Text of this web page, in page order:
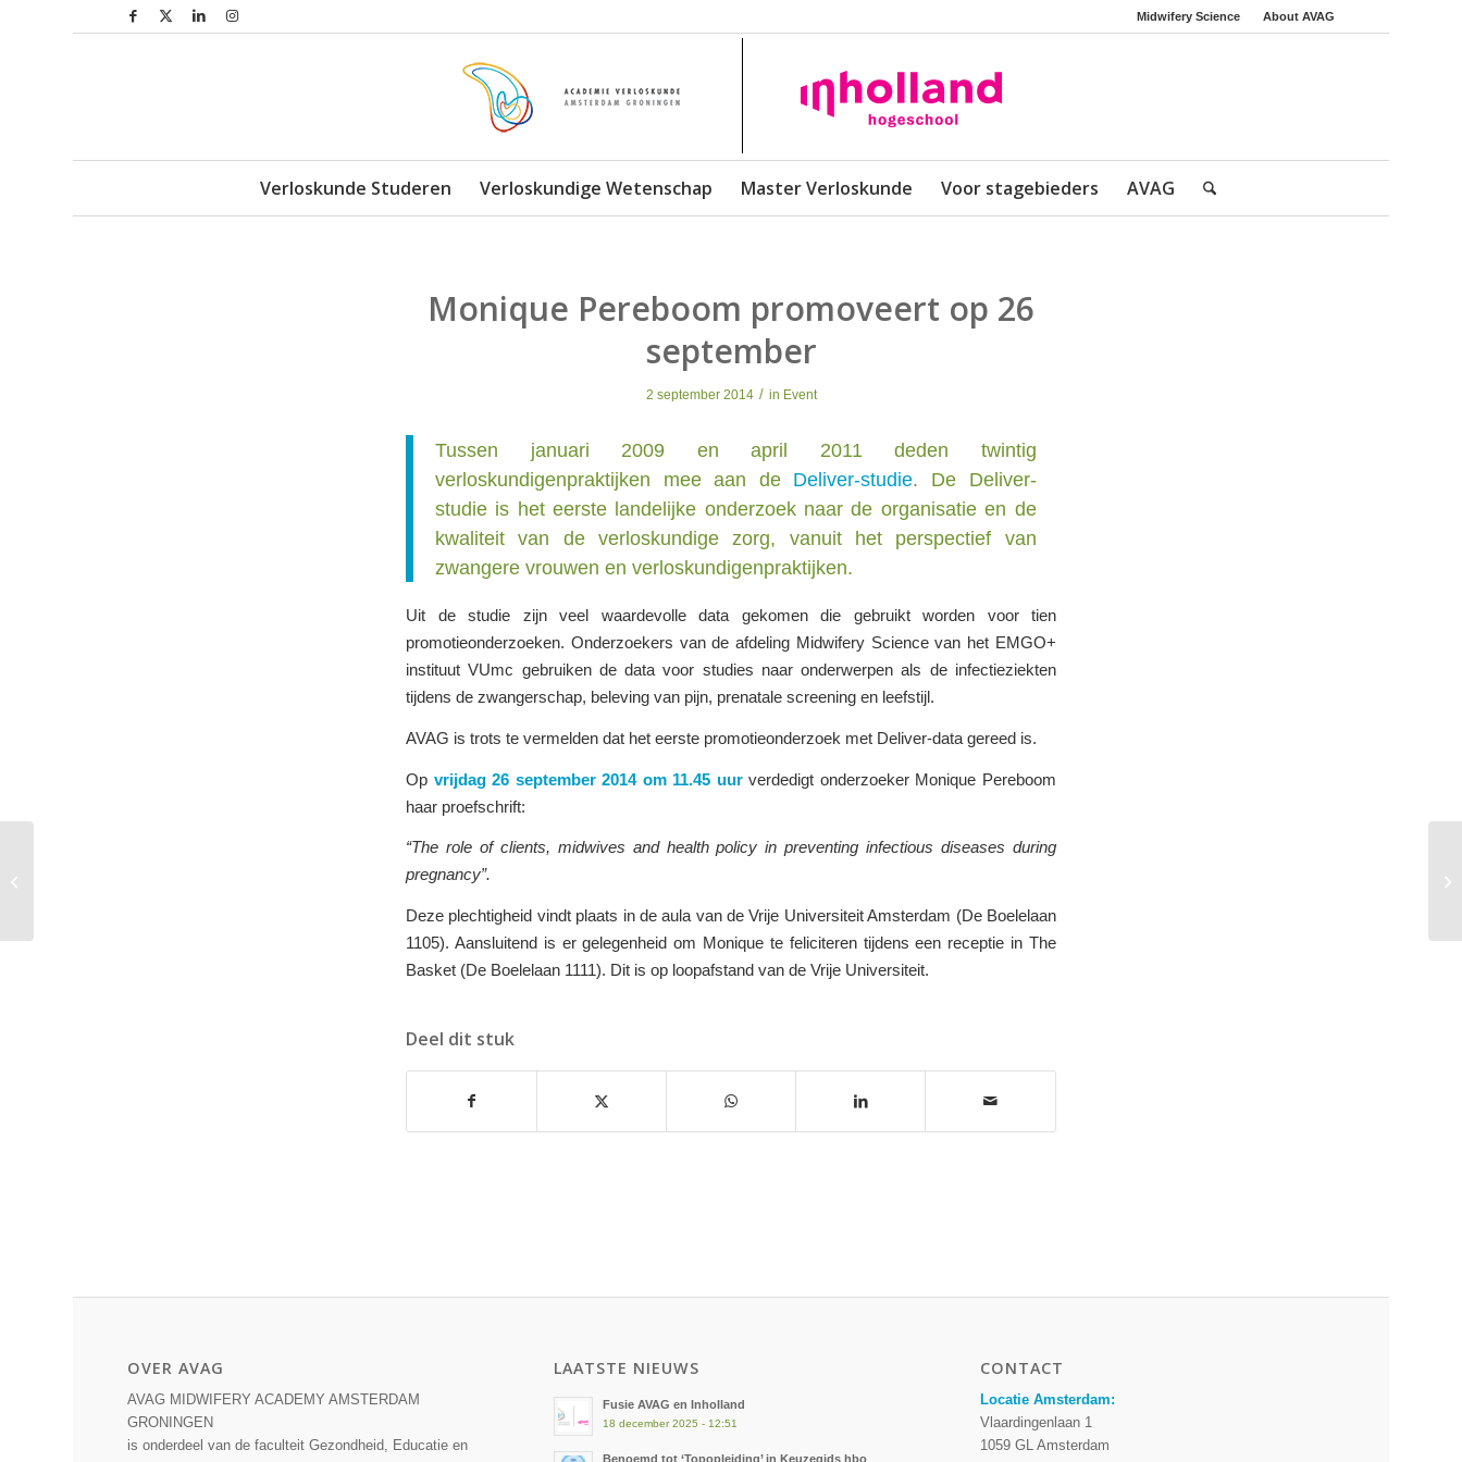
Midwifery Science About AVAG
Verloskunde Studeren Verloskundige Wetenschap Master Verloskunde Voor stagebieders AVAG
Monique Pereboom promoveert op 26
september
2 september 2014 / in Event
Tussen januari 2009 en april 2011 deden twintig
verloskundigenpraktijken mee aan de Deliver-studie. De Deliver-
studie is het eerste landelijke onderzoek naar de organisatie en de
kwaliteit van de verloskundige zorg, vanuit het perspectief van
zwangere vrouwen en verloskundigenpraktijken.
Uit de studie zijn veel waardevolle data gekomen die gebruikt worden voor tien
promotieonderzoeken. Onderzoekers van de afdeling Midwifery Science van het EMGO+
instituut VUmc gebruiken de data voor studies naar onderwerpen als de infectieziekten
tijdens de zwangerschap, beleving van pijn, prenatale screening en leefstijl.
AVAG is trots te vermelden dat het eerste promotieonderzoek met Deliver-data gereed is.
Op vrijdag 26 september 2014 om 11.45 uurverdedigt onderzoeker Monique Pereboom
haar proefschrift:
“The role of clients, midwives and health policy in preventing infectious diseases during
pregnancy”.
Deze plechtigheid vindt plaats in de aula van de Vrije Universiteit Amsterdam (De Boelelaan
1105). Aansluitend is er gelegenheid om Monique te feliciteren tijdens een receptie in The
Basket (De Boelelaan 1111). Dit is op loopafstand van de Vrije Universiteit.
Deel dit stuk
OVER AVAG
AVAG MIDWIFERY ACADEMY AMSTERDAM
GRONINGEN
is onderdeel van de faculteit Gezondheid, Educatie en
LAATSTE NIEUWS
Fusie AVAG en Inholland
18 december 2025 - 12:51
Benoemd tot ‘Topopleiding’ in Keuzegids hbo
CONTACT
Locatie Amsterdam:
Vlaardingenlaan 1
1059 GL Amsterdam